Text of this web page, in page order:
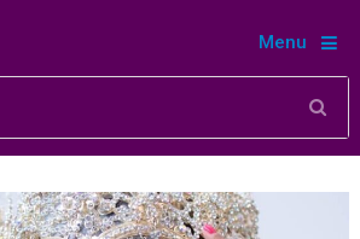
Menu